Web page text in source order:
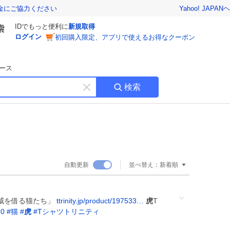
にご協力ください Yahoo! JAPAN
IDでもっと便利に新規取得
ログイン
初回購入限定、アプリで使えるお得なクーポン
ス
キ
ー
す
検索
自動更新 並べ替え： 新着順
を借る猫たち」 ttrinity.jp/product/197533… 虎T
#猫 #虎 #Tシャツトリニティ